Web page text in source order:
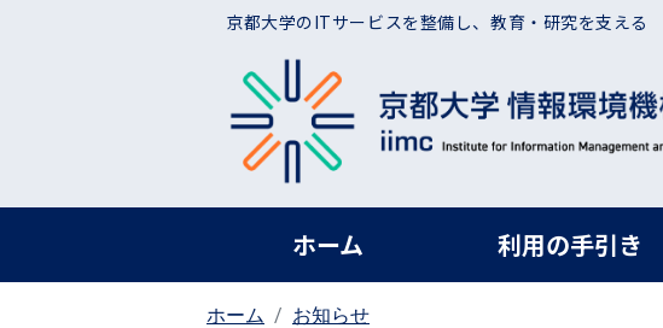
京都大学のITサービスを整備し、教育・研究を支える
ヘッダー グローバルナビ
ホーム 利用の手引き
ホーム お知らせ